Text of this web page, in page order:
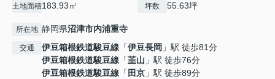
土地面積183.93㎡ 坪数 55.63坪
所在地 静岡県沼津市内浦重寺
交通 伊豆箱根鉄道駿豆線 「伊豆長岡 」駅 徒歩81分
伊豆箱根鉄道駿豆線 「韮山 」駅 徒歩76分
伊豆箱根鉄道駿豆線 「 田京 」駅 徒歩89分